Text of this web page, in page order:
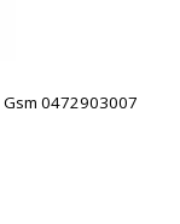
Gsm 0472903007